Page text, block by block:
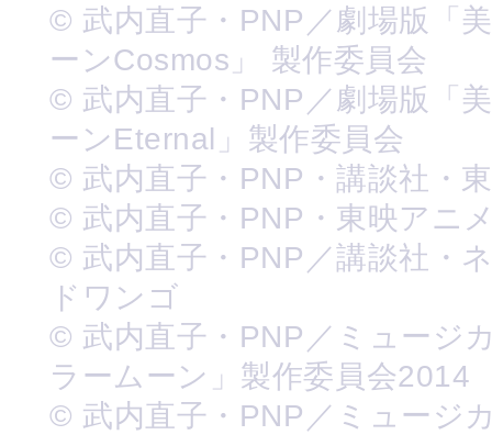
© 武内直子・PNP／劇場版「
ーンCosmos」 製作委員会
© 武内直子・PNP／劇場版「
ーンEternal」製作委員会
© 武内直子・PNP・講談社・
© 武内直子・PNP・東映アニ
© 武内直子・PNP／講談社・
ドワンゴ
© 武内直子・PNP／ミュージ
ラームーン」製作委員会2014
© 武内直子・PNP／ミュージ